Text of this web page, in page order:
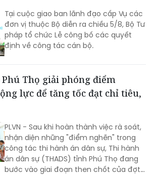
Tại cuộc giao ban lãnh đạo cấp Vụ các
đơn vị thuộc Bộ diễn ra chiều 5/8, Bộ Tư
pháp tổ chức Lễ công bố các quyết
định về công tác cán bộ.
Thọ giải phóng điểm
lực để tăng tốc đạt chỉ tiêu,
PLVN - Sau khi hoàn thành việc rà soát,
nhận diện những "điểm nghẽn" trong
công tác thi hành án dân sự, Thi hành
án dân sự (THADS) tỉnh Phú Thọ đang
bước vào giai đoạn then chốt của đợt